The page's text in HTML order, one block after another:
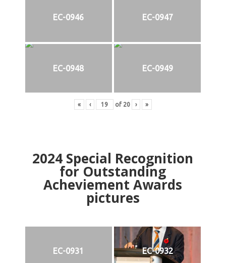
EC-0946 EC-0947
EC-0948 EC-0949
« ‹ of 20 › »
2024 Special Recognition
for Outstanding
Acheviement Awards
pictures
EC-0931 EC-0932